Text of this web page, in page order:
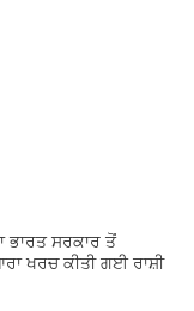
ਭਾਰਤ ਸਰਕਾਰ ਤੋਂ
ਖਰਚ ਕੀਤੀ ਗਈ ਰਾਸ਼ੀ